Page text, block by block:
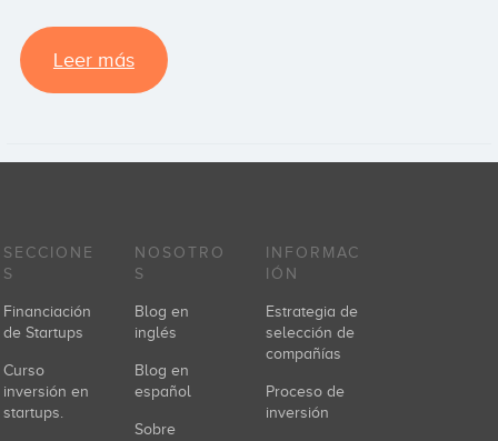
Leer más
SECCIONE
S
Financiación
de Startups
Curso
inversión en
startups.
NOSOTRO
S
Blog en
inglés
Blog en
español
Sobre
INFORMAC
IÓN
Estrategia de
selección de
compañías
Proceso de
inversión